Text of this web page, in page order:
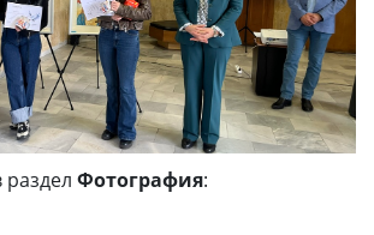
раздел Фотография: